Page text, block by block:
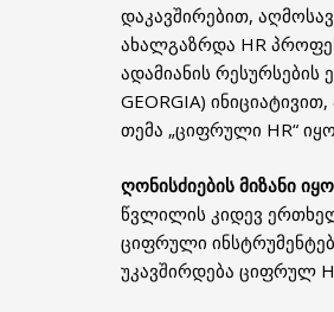
დაკავშირებით,
ახალგაზრდა HR
ადამიანის
GEORGIA)
თემა „ციფრული HR“
ღონისძიების მიზანი იყო
წვლილის კიდევ
ციფრული
უკავშირდება ციფრულ